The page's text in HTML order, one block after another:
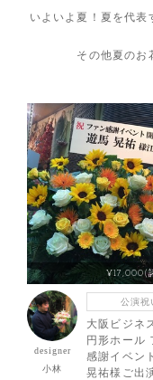
いよいよ夏！夏を代表
その他夏のお
¥17,000(
designer
小林
公演祝
大阪ビジネ
円形ホール
感謝イベン
晃祐様ご出